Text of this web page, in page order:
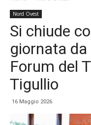
Nord Ovest
Si chiude
giornata
Forum del
Tigullio
16 Maggio 2026